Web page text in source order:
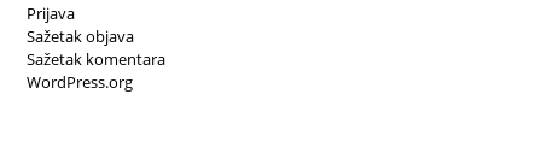
Prijava
Sažetak objava
Sažetak komentara
WordPress.org